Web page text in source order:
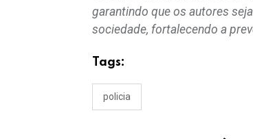
garantindo que os autores
sociedade, fortalecendo a
Tags:
policia